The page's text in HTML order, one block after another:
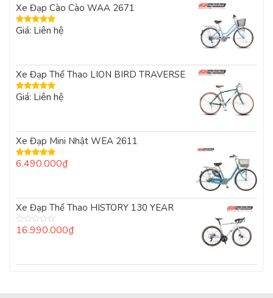
sao
Xe Đạp Cào Cào WAA 2671
Được xếp
Giá: Liên hệ
Xe Đạp Thể Thao LION BIRD TRAVERSE
Được xếp
Giá: Liên hệ
Xe Đạp Mini Nhật WEA 2611
Được xếp
6.490.000₫
Xe Đạp Thể Thao HISTORY 130 YEAR
Được
5
16.990.000₫